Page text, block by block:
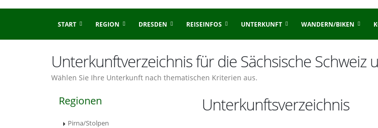
START REGION DRESDEN REISEINFOS UNTERKUNFT WANDERN/BIKEN
Unterkunftverzeichnis für die Sächsische Schweiz
Wählen Sie Ihre Unterkunft nach thematischen Kriterien aus.
Regionen
Pirna/Stolpen
Unterkunftsverzeichnis